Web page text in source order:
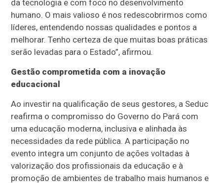
da tecnologia e com foco no desenvolvimento
humano. O mais valioso é nos redescobrirmos como
líderes, entendendo nossas qualidades e pontos a
melhorar. Tenho certeza de que muitas boas práticas
serão levadas para o Estado”, afirmou.
Gestão comprometida com a inovação
educacional
Ao investir na qualificação de seus gestores, a Seduc
reafirma o compromisso do Governo do Pará com
uma educação moderna, inclusiva e alinhada às
necessidades da rede pública. A participação no
evento integra um conjunto de ações voltadas à
valorização dos profissionais da educação e à
promoção de ambientes de trabalho mais humanos e